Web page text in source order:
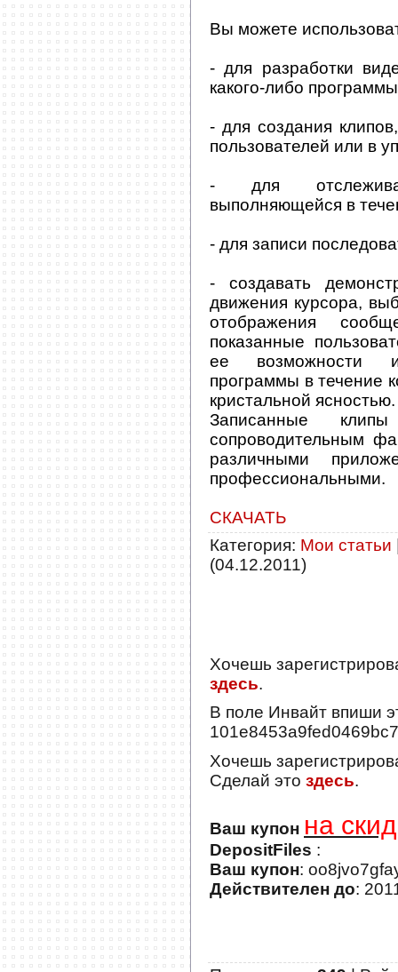
Вы можете
- для разработки
какого-либо
- для создания
пользователей или в
- для
выполняющейся в
- для записи
- создавать
движения курсора,
отображения
показанные
ее возможности
программы в течение
кристальной ясностью.
Записанные
сопроводительным
различными
профессиональными.
СКАЧАТЬ
Категория: Мои статьи
(04.12.2011)
Хочешь
здесь.
В поле Инвайт впиши
Хочешь
Сделай это здесь.
Ваш купон на
DepositFiles :
Ваш купон:
Действителен до: